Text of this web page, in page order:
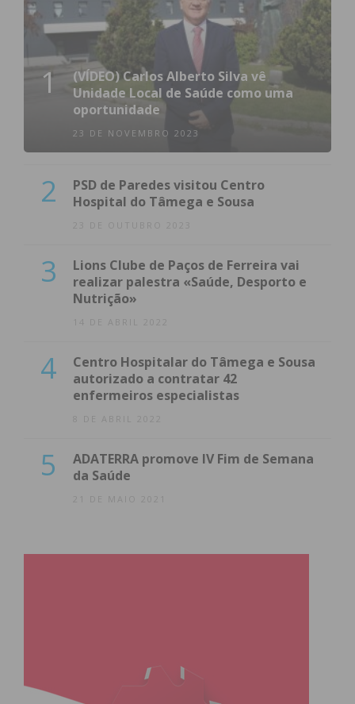
1
(VÍDEO) Carlos Alberto Silva vê
Unidade Local de Saúde como uma
oportunidade
23 DE NOVEMBRO 2023
2
PSD de Paredes visitou Centro
Hospital do Tâmega e Sousa
23 DE OUTUBRO 2023
3
Lions Clube de Paços de Ferreira vai
realizar palestra «Saúde, Desporto e
Nutrição»
14 DE ABRIL 2022
4
Centro Hospitalar do Tâmega e Sousa
autorizado a contratar 42
enfermeiros especialistas
8 DE ABRIL 2022
5
ADATERRA promove IV Fim de Semana
da Saúde
21 DE MAIO 2021